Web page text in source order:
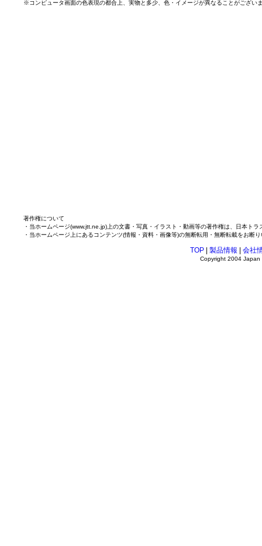
※コンピュータ画面の色表現の都合上、実物と多少、色・イメージが異なることがござい
著作権について
・当ホームページ(www.jtt.ne.jp)上の文書・写真・イラスト・動画等の著作権は、日本ト
・当ホームページ上にあるコンテンツ(情報・資料・画像等)の無断転用・無断転載をお断
TOP| 製品情報 会社
Copyright 2004 Japan